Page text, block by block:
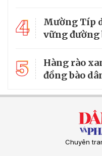
4
Mường Típ
vững đường
5
Hàng rào
đồng bào
Chuyên